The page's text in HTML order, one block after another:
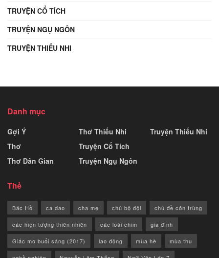
TRUYỆN CỔ TÍCH
TRUYỆN NGỤ NGÔN
TRUYỆN THIẾU NHI
Danh mục
Gợi Ý
Thơ
Thơ Dân Gian
Thơ Thiếu Nhi
Truyện Cổ Tích
Truyện Ngụ Ngôn
Truyện Thiếu Nhi
Thẻ
Bác Hồ ca dao cha mẹ chú bộ đội chủ đề côn trùng
các hiện tượng thiên nhiên các loài chim gia đình
Giấc mơ buổi sáng (2017) lao động mùa hè mùa thu